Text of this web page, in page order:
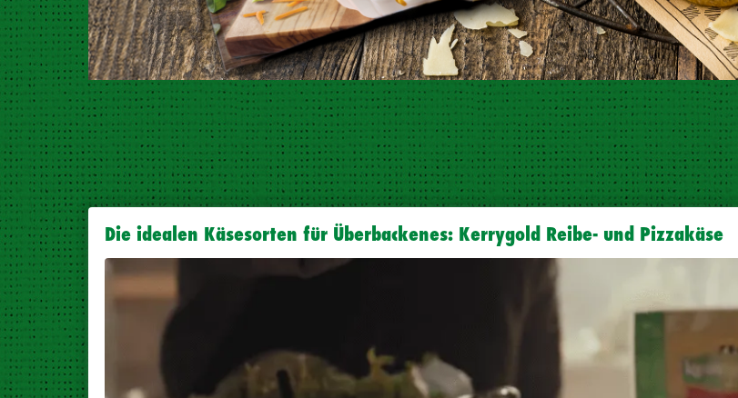
Die idealen Käsesorten für Überbackenes: Kerrygold Reibe- und Pizzakäse